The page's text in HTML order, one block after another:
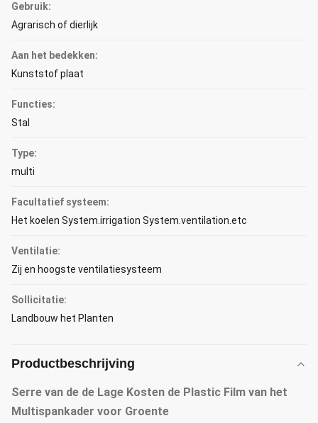
Gebruik:
Agrarisch of dierlijk
Aan het bedekken:
Kunststof plaat
Functies:
Stal
Type:
multi
Facultatief systeem:
Het koelen System.irrigation System.ventilation.etc
Ventilatie:
Zij en hoogste ventilatiesysteem
Sollicitatie:
Landbouw het Planten
Productbeschrijving
Serre van de de Lage Kosten de Plastic Film van het
Multispankader voor Groente